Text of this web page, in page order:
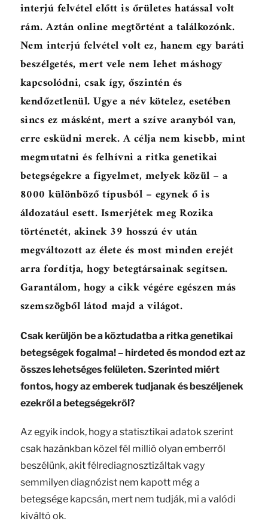
interjú felvétel előtt is őrületes hatással volt
rám. Aztán online megtörtént a találkozónk.
Nem interjú felvétel volt ez, hanem egy baráti
beszélgetés, mert vele nem lehet máshogy
kapcsolódni, csak így, őszintén és
kendőzetlenül. Ugye a név kötelez, esetében
sincs ez másként, mert a szíve aranyból van,
erre esküdni merek. A célja nem kisebb, mint
megmutatni és felhívni a ritka genetikai
betegségekre a figyelmet, melyek közül – a
8000 különböző típusból – egynek ő is
áldozatául esett. Ismerjétek meg Rozika
történetét, akinek 39 hosszú év után
megváltozott az élete és most minden erejét
arra fordítja, hogy betegtársainak segítsen.
Garantálom, hogy a cikk végére egészen más
szemszögből látod majd a világot.
Csak kerüljön be a köztudatba a ritka genetikai
betegségek fogalma! – hirdeted és mondod ezt az
összes lehetséges felületen. Szerinted miért
fontos, hogy az emberek tudjanak és beszéljenek
ezekről a betegségekről?
Az egyik indok, hogy a statisztikai adatok szerint
csak hazánkban közel fél millió olyan emberről
beszélünk, akit félrediagnosztizáltak vagy
semmilyen diagnózist nem kapott még a
betegsége kapcsán, mert nem tudják, mi a valódi
kiváltó ok.